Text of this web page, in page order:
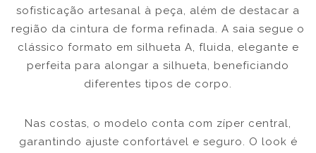
sofisticação artesanal à peça, além de destacar a
região da cintura de forma refinada. A saia segue o
clássico formato em silhueta A, fluida, elegante e
perfeita para alongar a silhueta, beneficiando
diferentes tipos de corpo.
Nas costas, o modelo conta com zíper central,
garantindo ajuste confortável e seguro. O look é